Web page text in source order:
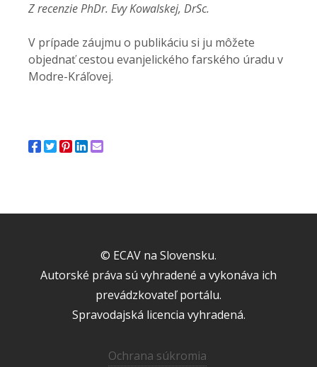
Z recenzie PhDr. Evy Kowalskej, DrSc.
V prípade záujmu o publikáciu si ju môžete
objednať cestou evanjelického farského úradu v
Modre-Kráľovej.
© ECAV na Slovensku.
Autorské práva sú vyhradené a vykonáva ich
prevádzkovateľ portálu.
Spravodajská licencia vyhradená.
Ochrana súkromia